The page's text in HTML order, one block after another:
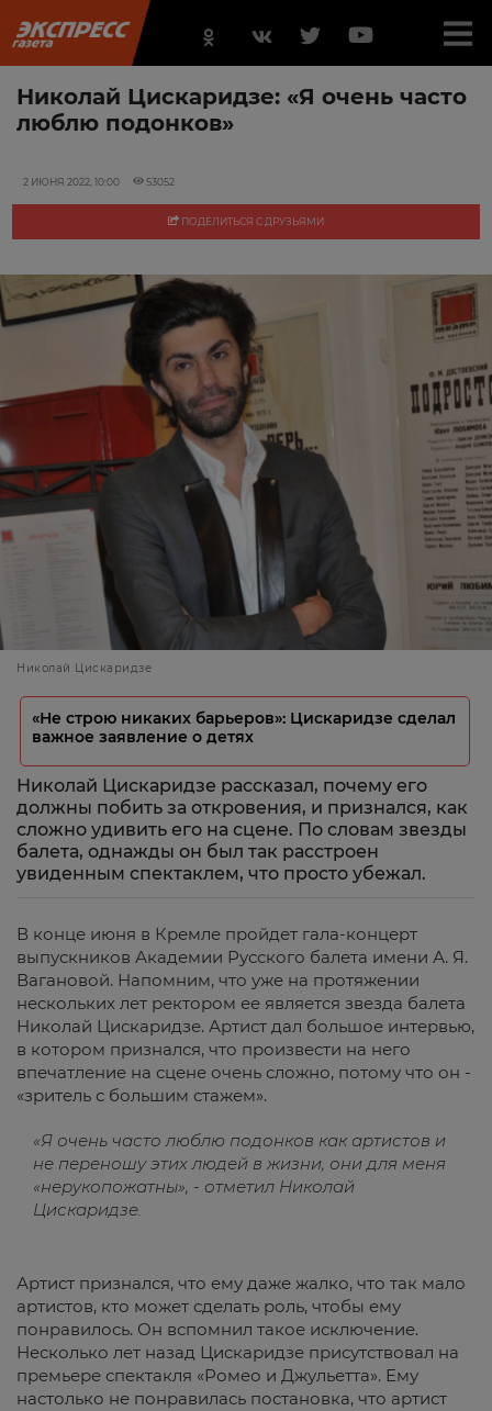
Николай Цискаридзе: «Я очень часто
люблю подонков»
2 ИЮНЯ 2022, 10:00 53052
ПОДЕЛИТЬСЯ С ДРУЗЬЯМИ
Николай Цискаридзе
«Не строю никаких барьеров»: Цискаридзе сделал
важное заявление о детях
Николай Цискаридзе рассказал, почему его
должны побить за откровения, и признался, как
сложно удивить его на сцене. По словам звезды
балета, однажды он был так расстроен
увиденным спектаклем, что просто убежал.
В конце июня в Кремле пройдет гала-концерт
выпускников Академии Русского балета имени А. Я.
Вагановой. Напомним, что уже на протяжении
нескольких лет ректором ее является звезда балета
Николай Цискаридзе. Артист дал большое интервью,
в котором признался, что произвести на него
впечатление на сцене очень сложно, потому что он -
«зритель с большим стажем».
«Я очень часто люблю подонков как артистов и
не переношу этих людей в жизни, они для меня
«нерукопожатны», - отметил Николай
Цискаридзе.
Артист признался, что ему даже жалко, что так мало
артистов, кто может сделать роль, чтобы ему
понравилось. Он вспомнил такое исключение.
Несколько лет назад Цискаридзе присутствовал на
премьере спектакля «Ромео и Джульетта». Ему
настолько не понравилась постановка, что артист